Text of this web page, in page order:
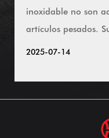
inoxidable no son
artículos pesados.
2025-07-14